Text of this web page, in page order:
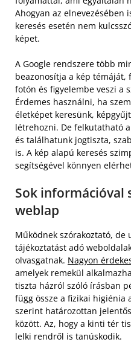
Ahogyan az elnevezésében
keresés esetén nem
képet.
A Google rendszere több
beazonosítja a kép
fotón és figyelembe veszi a
Érdemes használni, ha
életképet keresünk,
létrehozni. De felkutatható
és találhatunk jogtiszta,
is. A kép alapú keresés
segítségével könnyen
Sok információval
weblap
Működnek szórakoztató, de
tájékoztatást adó
olvasgatnak. Nagyon
amelyek remekül
tiszta házról szóló írásban
függ össze a fizikai higiénia
szerint határozottan
között. Az, hogy a kinti tér
lelki rendről is tanúskodik.